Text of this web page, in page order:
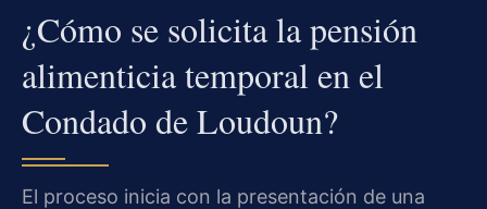
¿Cómo se solicita la pensión
alimenticia temporal en el
Condado de Loudoun?
El proceso inicia con la presentación de una